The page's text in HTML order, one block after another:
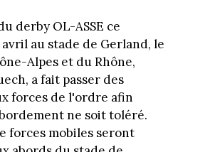
derby OL-ASSE ce
au stade de Gerland, le
Alpes et du Rhône,
a fait passer des
forces de l'ordre afin
ne soit toléré.
forces mobiles seront